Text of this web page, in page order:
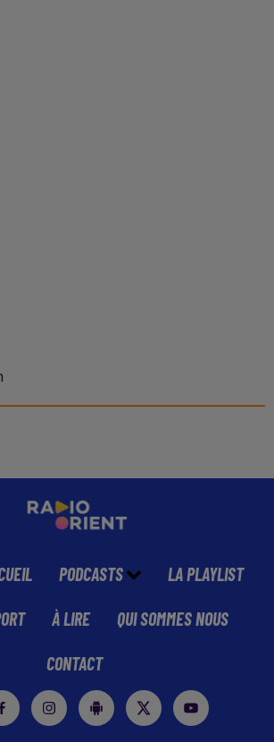
PODCASTS LA PLAYLIST
À LIRE QUI SOMMES NOUS
CONTACT